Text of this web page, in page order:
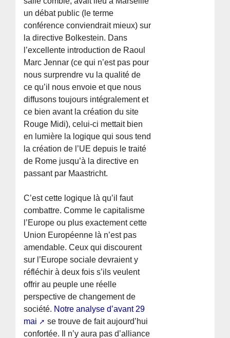
un débat public (le terme
conférence conviendrait mieux) sur
la directive Bolkestein. Dans
l’excellente introduction de Raoul
Marc Jennar (ce qui n’est pas pour
nous surprendre vu la qualité de
ce qu’il nous envoie et que nous
diffusons toujours intégralement et
ce bien avant la création du site
Rouge Midi), celui-ci mettait bien
en lumière la logique qui sous tend
la création de l’UE depuis le traité
de Rome jusqu’à la directive en
passant par Maastricht.
C’est cette logique là qu’il faut
combattre. Comme le capitalisme
l’Europe ou plus exactement cette
Union Européenne là n’est pas
amendable. Ceux qui discourent
sur l’Europe sociale devraient y
réfléchir à deux fois s’ils veulent
offrir au peuple une réelle
perspective de changement de
société. Notre analyse d’avant 29
mai
se trouve de fait aujourd’hui
confortée. Il n’y aura pas d’alliance